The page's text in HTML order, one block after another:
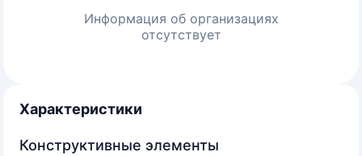
Информация об организациях
отсутствует
Характеристики
Конструктивные элементы